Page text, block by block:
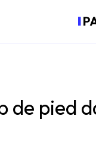
de pied